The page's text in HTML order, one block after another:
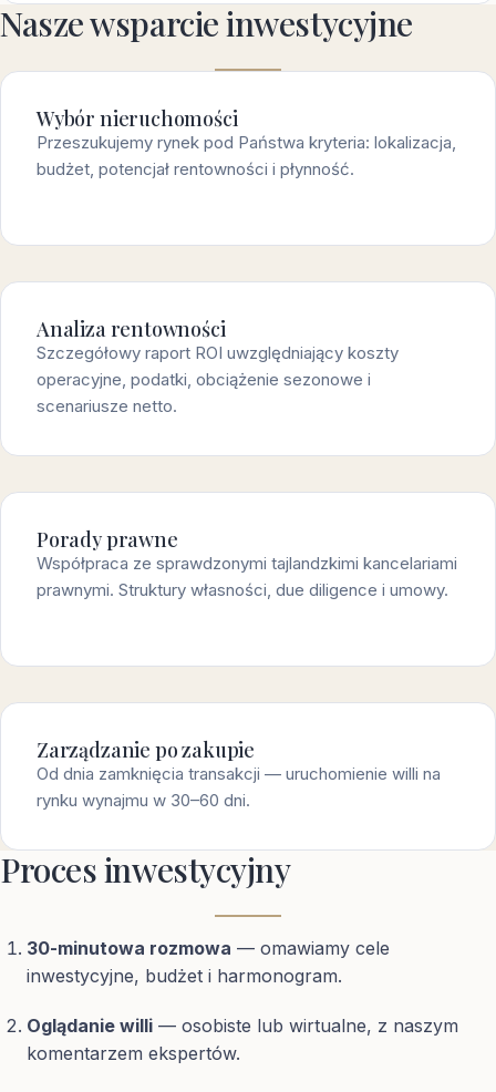
Nasze wsparcie inwestycyjne
Wybór nieruchomości
Przeszukujemy rynek pod Państwa kryteria: lokalizacja,
budżet, potencjał rentowności i płynność.
Analiza rentowności
Szczegółowy raport ROI uwzględniający koszty
operacyjne, podatki, obciążenie sezonowe i
scenariusze netto.
Porady prawne
Współpraca ze sprawdzonymi tajlandzkimi kancelariami
prawnymi. Struktury własności, due diligence i umowy.
Zarządzanie po zakupie
Od dnia zamknięcia transakcji — uruchomienie willi na
rynku wynajmu w 30–60 dni.
Proces inwestycyjny
30-minutowa rozmowa — omawiamy cele
inwestycyjne, budżet i harmonogram.
Oglądanie willi — osobiste lub wirtualne, z naszym
komentarzem ekspertów.